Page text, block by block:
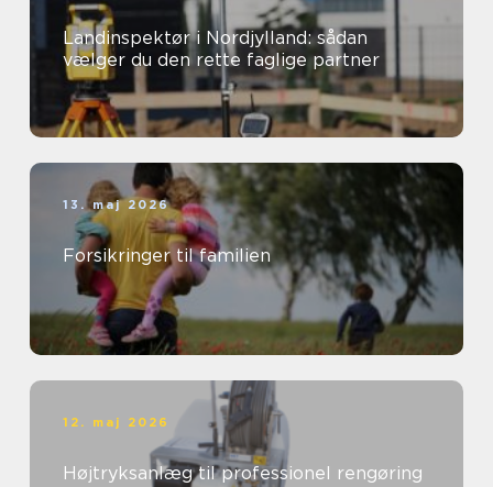
Landinspektør i Nordjylland: sådan
vælger du den rette faglige partner
13. maj 2026
Forsikringer til familien
12. maj 2026
Højtryksanlæg til professionel rengøring